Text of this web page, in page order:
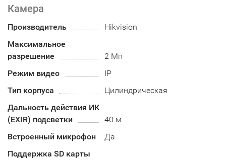
Камера
Производитель
Hikvision
Максимальное
разрешение
2 Мп
Режим видео
IP
Тип корпуса
Цилиндрическая
Дальность действия ИК
(EXIR) подсветки
40 м
Встроенный микрофон
Да
Поддержка SD карты